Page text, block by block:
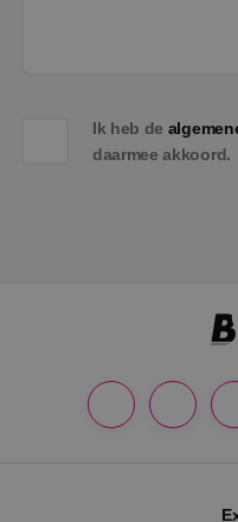
Ik heb de
daarmee akkoord.